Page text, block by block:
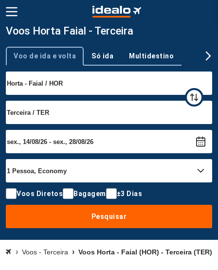
Voos Horta Faial - Terceira
Tipo de viagem
Voo de ida e volta Só ida Multidestino
Voos Diretos Bagagem ±3 Dias
Pesquisar
Voos - Terceira Voos Horta - Faial (HOR) - Terceira (TER)